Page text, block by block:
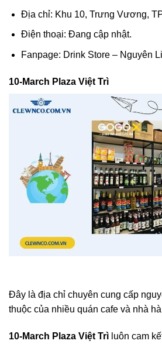
Địa chỉ: Khu 10, Trưng Vương,
Điện thoại: Đang cập nhật.
Fanpage: Drink Store – Nguyên
10-March Plaza Việt Trì
Đây là địa chỉ chuyên cung cấp
thuộc của nhiều quán cafe và nhà
10-March Plaza Việt Trì luôn cam